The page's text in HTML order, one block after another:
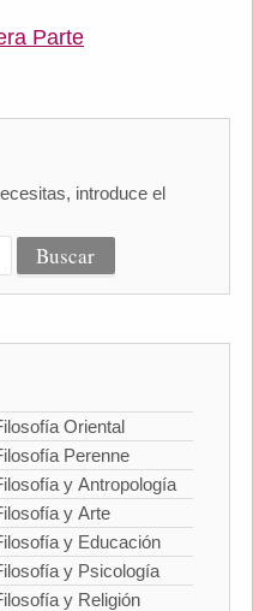
Parte
introduce el
Oriental
Perenne
y Antropología
y Arte
y Educación
y Psicología
y Religión